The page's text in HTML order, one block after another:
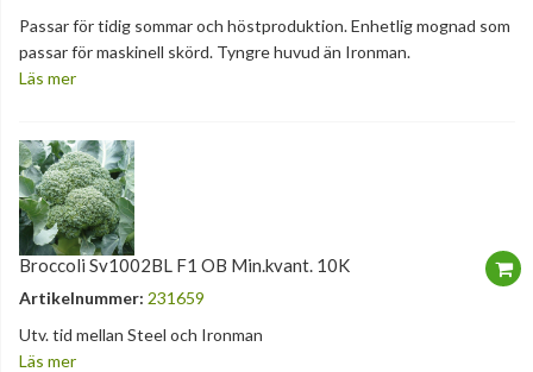
Passar för tidig sommar och höstproduktion. Enhetlig mognad som
passar för maskinell skörd. Tyngre huvud än Ironman.
Läs mer
Broccoli Sv1002BL F1 OB Min.kvant. 10K
Artikelnummer: 231659
Utv. tid mellan Steel och Ironman
Läs mer